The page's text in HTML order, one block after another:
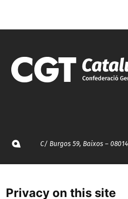
C/ Burgos 59, Baixos –
935 120 481
Privacy on this site